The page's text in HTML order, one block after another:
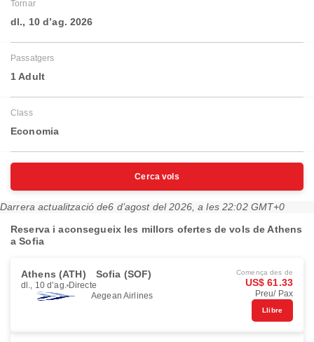
Tornar
dl., 10 d’ag. 2026
Passatgers
1 Adult
Class
Economia
Cerca vols
Darrera actualització de6 d’agost del 2026, a les 22:02 GMT+0
Reserva i aconsegueix les millors ofertes de vols de Athens
a Sofia
Athens (ATH) Sofia (SOF)
dl., 10 d’ag. Directe
Aegean Airlines
Comença des de
US$ 61.33
Preu/ Pax
Llibre